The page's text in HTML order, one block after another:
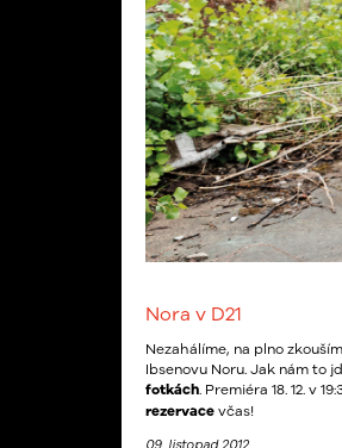
Nora v D21
Nezahálíme, na plno
Ibsenovu Noru. Jak nám to
fotkách . Premiéra 18. 12. v
rezervace včas!
09. listopad 2012